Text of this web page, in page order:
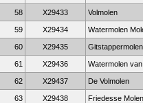
58 X29433 Volmolen
59 X29434 Watermolen
60 X29435 Gitstappermolen
61 X29436 Watermolen
62 X29437 De Volmolen
63 X29438 Friedesse Molen